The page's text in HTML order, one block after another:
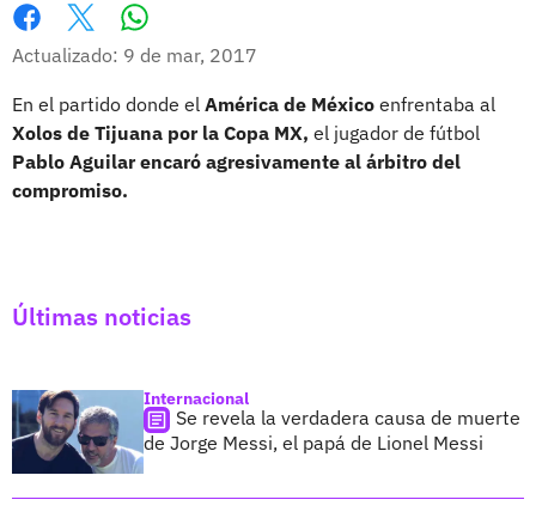
Facebook
X
Actualizado: 9 de mar, 2017
En el partido donde el América de México enfrentaba al
Xolos de Tijuana por la Copa MX, el jugador de fútbol
Pablo Aguilar encaró agresivamente al árbitro del
compromiso.
Últimas noticias
Internacional
Se revela la verdadera causa de muerte
de Jorge Messi, el papá de Lionel Messi